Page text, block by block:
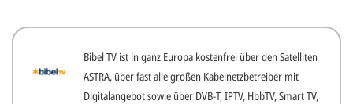
Bibel TV ist in ganz Europa kostenfrei über den Satelliten
ASTRA, über fast alle großen Kabelnetzbetreiber mit
Digitalangebot sowie über DVB-T, IPTV, HbbTV, Smart TV,